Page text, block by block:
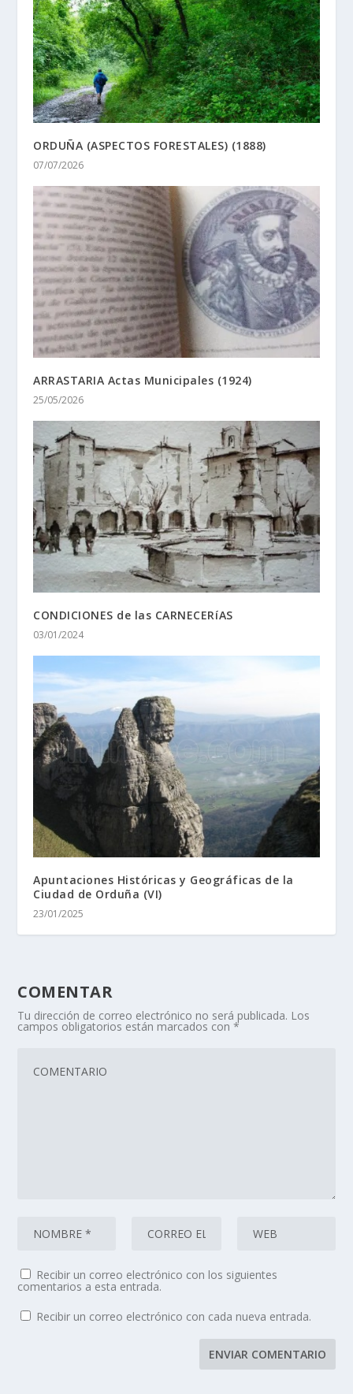
ORDUÑA (ASPECTOS FORESTALES) (1888)
07/07/2026
ARRASTARIA Actas Municipales (1924)
25/05/2026
CONDICIONES de las CARNECERíAS
03/01/2024
Apuntaciones Históricas y Geográficas de la
Ciudad de Orduña (VI)
23/01/2025
COMENTAR
Tu dirección de correo electrónico no será publicada. Los
campos obligatorios están marcados con*
Recibir un correo electrónico con los siguientes
comentarios a esta entrada.
Recibir un correo electrónico con cada nueva entrada.